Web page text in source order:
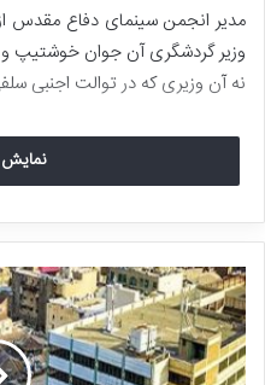
مدیر انجمن سینمای دفاع مقدس
وزیر گردشگری آن جوان خوشتیپ
نه آن وزیری که در توالت اجنبی